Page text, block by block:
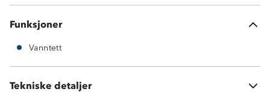
Funksjoner
Vanntett
Tekniske detaljer
Vekt:780 g (390 g pe sko i str 39)